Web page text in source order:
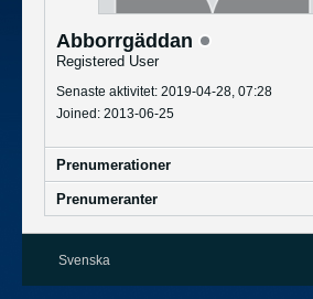
Abborrgäddan
Registered User
Senaste aktivitet: 2019-04-28, 07:28
Joined: 2013-06-25
Prenumerationer
Prenumeranter
Svenska